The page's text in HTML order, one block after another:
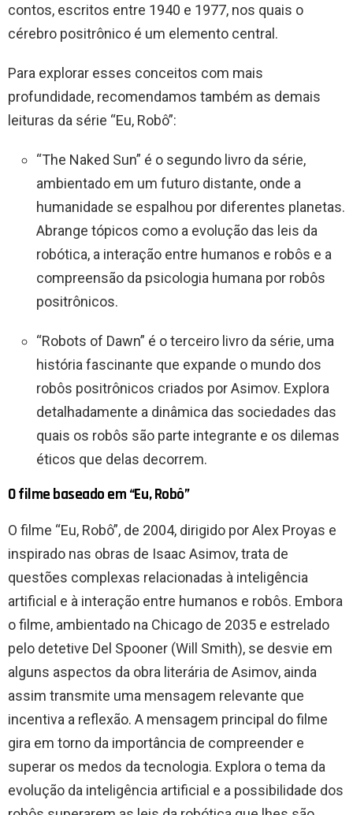
contos, escritos entre 1940 e 1977, nos quais o
cérebro positrônico é um elemento central.
Para explorar esses conceitos com mais
profundidade, recomendamos também as demais
leituras da série “Eu, Robô”:
“The Naked Sun” é o segundo livro da série,
ambientado em um futuro distante, onde a
humanidade se espalhou por diferentes planetas.
Abrange tópicos como a evolução das leis da
robótica, a interação entre humanos e robôs e a
compreensão da psicologia humana por robôs
positrônicos.
“Robots of Dawn” é o terceiro livro da série, uma
história fascinante que expande o mundo dos
robôs positrônicos criados por Asimov. Explora
detalhadamente a dinâmica das sociedades das
quais os robôs são parte integrante e os dilemas
éticos que delas decorrem.
O filme baseado em “Eu, Robô”
O filme “Eu, Robô”, de 2004, dirigido por Alex Proyas e
inspirado nas obras de Isaac Asimov, trata de
questões complexas relacionadas à inteligência
artificial e à interação entre humanos e robôs. Embora
o filme, ambientado na Chicago de 2035 e estrelado
pelo detetive Del Spooner (Will Smith), se desvie em
alguns aspectos da obra literária de Asimov, ainda
assim transmite uma mensagem relevante que
incentiva a reflexão. A mensagem principal do filme
gira em torno da importância de compreender e
superar os medos da tecnologia. Explora o tema da
evolução da inteligência artificial e a possibilidade dos